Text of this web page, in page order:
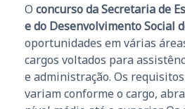
O concurso da Secretaria de
e do Desenvolvimento Social
oportunidades em várias
cargos voltados para
e administração. Os
variam conforme o cargo,